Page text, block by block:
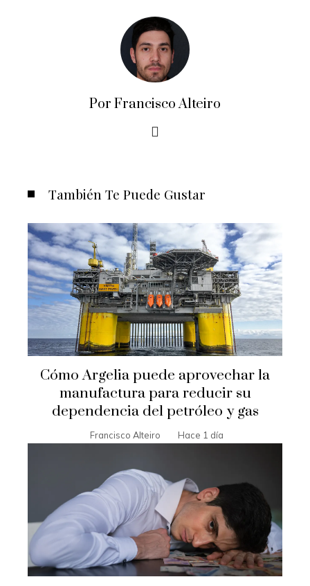
Por Francisco Alteiro
También Te Puede Gustar
Cómo Argelia puede aprovechar la
manufactura para reducir su
dependencia del petróleo y gas
Francisco Alteiro Hace 1 día